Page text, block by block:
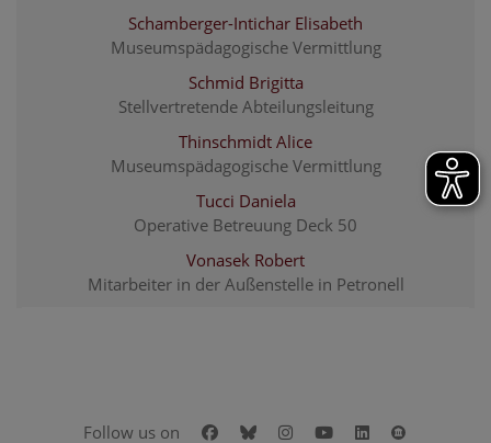
Schamberger-Intichar Elisabeth
Museumspädagogische Vermittlung
Schmid Brigitta
Stellvertretende Abteilungsleitung
Thinschmidt Alice
Museumspädagogische Vermittlung
Tucci Daniela
Operative Betreuung Deck 50
Vonasek Robert
Mitarbeiter in der Außenstelle in Petronell
Follow us on Facebook
BlueskyInstagram
YoutubeLinkedIn